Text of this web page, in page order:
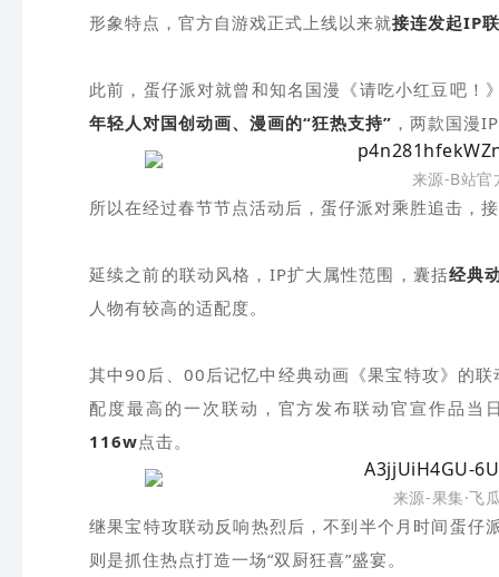
形象特点，官方自游戏正式上线以来就接连发起IP
此前，蛋仔派对就曾和知名国漫《请吃小红豆吧
年轻人对国创动画、漫画的“狂热支持” ，两款国漫
来源-B站
所以在经过春节节点活动后，蛋仔派对乘胜追击，
延续之前的联动风格，IP扩大属性范围，囊括经典
人物有较高的适配度。
其中90后、00后记忆中经典动画《果宝特攻》的
配度最高的一次联动，官方发布联动官宣作品当
116w点击。
来源-果集·飞
继果宝特攻联动反响热烈后，不到半个月时间蛋
则是抓住热点打造一场“双厨狂喜”盛宴。